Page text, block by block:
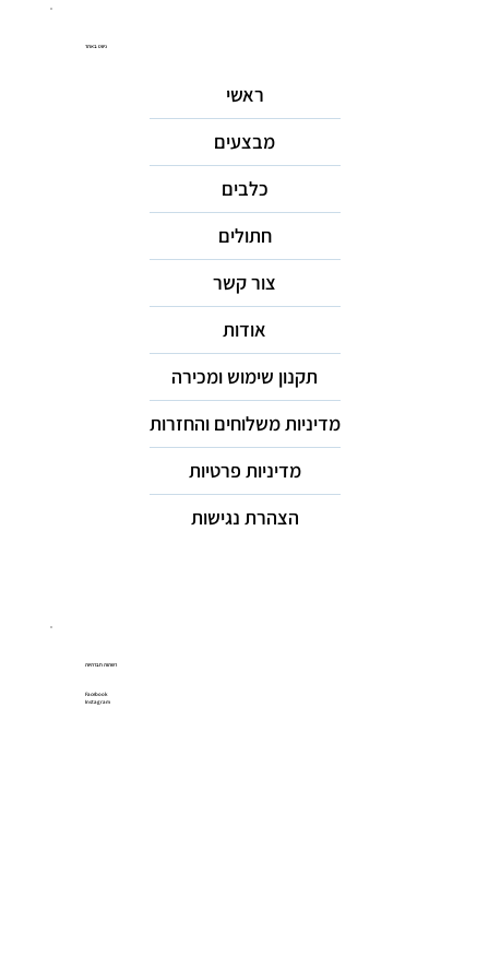
ניווט באתר
ראשי
מבצעים
כלבים
חתולים
צור קשר
אודות
תקנון שימוש ומכירה
מדיניות משלוחים והחזרות
מדיניות פרטיות
הצהרת נגישות
רשתות חברתיות
Facebook
Instagram